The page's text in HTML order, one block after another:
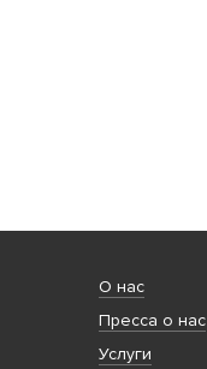
О нас
Пресса о нас
Услуги